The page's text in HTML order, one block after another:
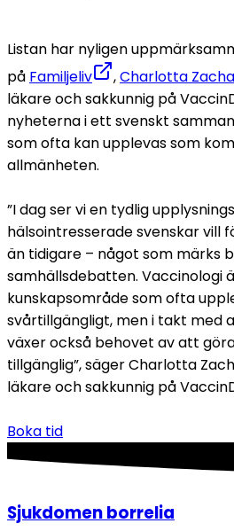
Listan har nyligen
på Familjeliv , Charlotta
läkare och sakkunnig på
nyheterna i ett svenskt
som ofta kan upplevas som
allmänheten.
”I dag ser vi en tydlig
hälsointresserade svenskar vill
än tidigare – något som märks
samhällsdebatten. Vaccinologi
kunskapsområde som ofta
svårtillgängligt, men i takt med
växer också behovet av att
tillgänglig”, säger Charlotta
läkare och sakkunnig på
Boka tid
Sjukdomen borrelia